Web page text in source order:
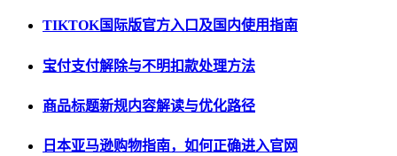
TIKTOK国际版官方入口及国内使用指南
宝付支付解除与不明扣款处理方法
商品标题新规内容解读与优化路径
日本亚马逊购物指南，如何正确进入官网